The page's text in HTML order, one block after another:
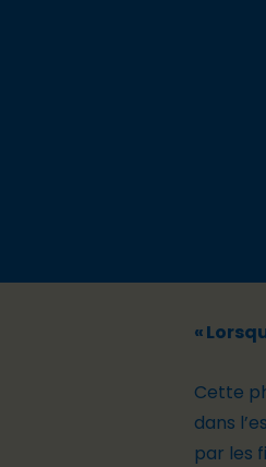
«
Cette
dans
par les